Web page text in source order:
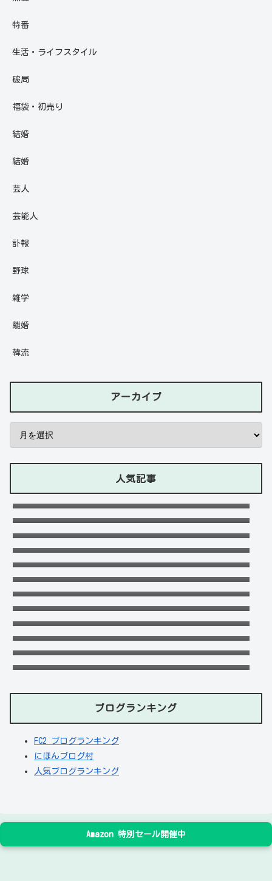
特番
生活・ライフスタイル
破局
福袋・初売り
結婚
結婚
芸人
芸能人
訃報
野球
雑学
離婚
韓流
アーカイブ
人気記事
石川ケニーは父と兄は野球選手で母親はアメ
リカ人のハーフ！7人大家族！
Lazの彼女や身長に大学・年齢は？イケメン
プロゲーマーの経歴！【ZETA】
竹下パラダイスだーご本名や年齢に身長は？
恋愛対象やイケメンかも調査！
可愛い政田夢乃選手に彼氏の存在が気にな
る！本当に不倫をしているのか？家族構成が
どうなっているのか？を徹底調査！
千早茜の恋人や結婚した夫は誰？子供や本名
に高校は？引越は離婚が理由？
末永けいの経歴や学歴(高校大学)は？妻(嫁)
は末永ゆかりで離婚した？
福田こうへいの結婚相手の嫁(妻)や子供
(娘・息子)など家族構成まとめ！
ドンマイ川端は結婚した嫁がいる？母親・兄
妹・父親に年収や学歴経歴も！
おだけいの元カノ人気歌手はちゃんみな！過
去の匂わせや動画流出の犯人は？
五条院凌のすっぴんや足太い画像がヤバい！
本当は美脚でスタイル良い？
天畠大輔の妻や母は？医療事故や経歴に大学
進学はモテたかったから！
デジポリスは東京だけ？大阪や埼玉・神奈
川・愛知など他の地域にもある？
ブログランキング
FC2 ブログランキング
にほんブログ村
人気ブログランキング
Amazon 特別セール開催中